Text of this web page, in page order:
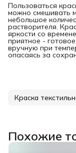
Пользоваться
можно смешивать
небольшое
растворителя.
яркости со
приятное -
вручную при
опасаясь за
Краска
Похожие